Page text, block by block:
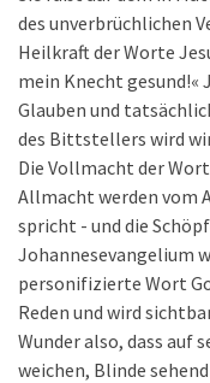
des unverbrüchlichen
Heilkraft der Worte
mein Knecht gesund!«
Glauben und
des Bittstellers wird
Die Vollmacht der
Allmacht werden vom
spricht - und die
Johannesevangelium
personifizierte Wort
Reden und wird
Wunder also, dass auf
weichen, Blinde